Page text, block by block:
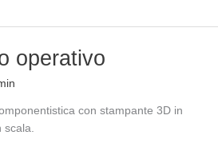
operativo
con stampante 3D in